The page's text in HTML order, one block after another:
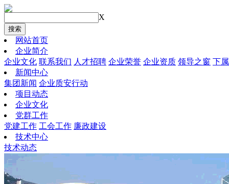
X
搜索
网站首页
企业简介
企业文化 联系我们 人才招聘 企业荣誉 企业资质 领导之窗 下
新闻中心
集团新闻 企业质安行动
项目动态
企业文化
党群工作
党建工作 工会工作 廉政建设
技术中心
技术动态